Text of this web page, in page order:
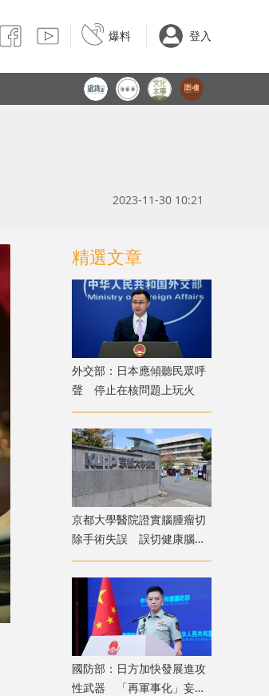
爆料 登入
2023-11-30 10:21
精選文章
外交部：日本應傾聽民眾呼
聲 停止在核問題上玩火
京都大學醫院證實腦腫瘤切
除手術失誤 誤切健康腦組
織致病患無法自主呼吸
國防部：日方加快發展進攻
性武器 「再軍事化」妄動